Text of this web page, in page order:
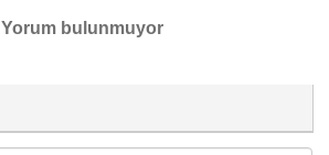
Yorum bulunmuyor